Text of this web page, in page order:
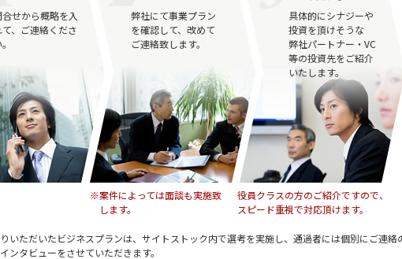
合せから概略を入
、ご連絡くださ
弊社にて事業プラン
を確認して、改めて
ご連絡致します。
具体的にシナジーや
投資を頂けそうな
弊社パートナー・VC
等の投資先をご紹介
いたします。
※案件によっては面談も実施致
します。
役員クラスの方のご紹介ですので、
スピード重視で対応頂けます。
いただいたビジネスプランは、サイトストック内で選考を実施し、通過者には個別にご連絡
ンタビューをさせていただきます。